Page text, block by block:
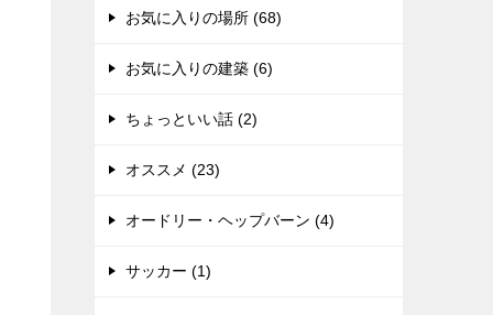
お気に入りの場所 (68)
お気に入りの建築 (6)
ちょっといい話 (2)
オススメ (23)
オードリー・ヘップバーン (4)
サッカー (1)